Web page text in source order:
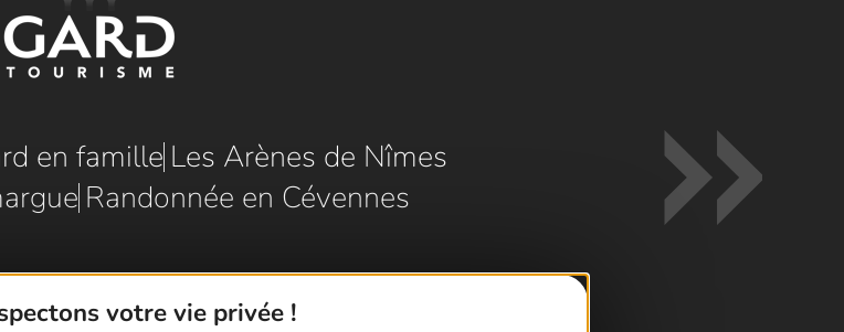
votre vie privée !
en famille Les Arènes de Nîmes
Randonnée en Cévennes